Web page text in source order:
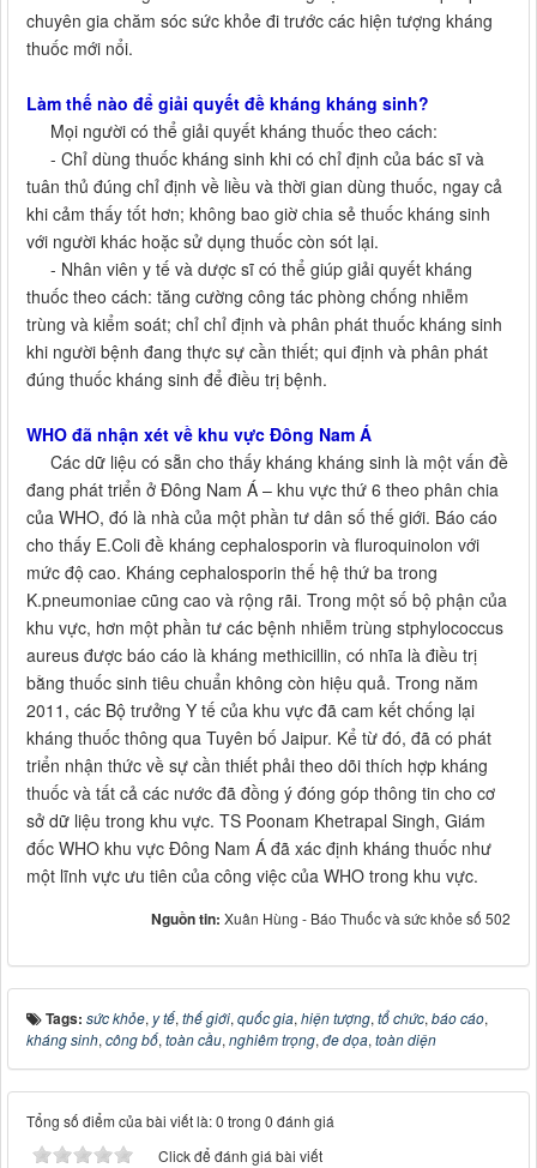
chuyên gia chăm sóc sức khỏe đi trước các hiện tượng kháng
thuốc mới nổi.
Làm thế nào để giải quyết đề kháng kháng sinh?
Mọi người có thể giải quyết kháng thuốc theo cách:
- Chỉ dùng thuốc kháng sinh khi có chỉ định của bác sĩ và
tuân thủ đúng chỉ định về liều và thời gian dùng thuốc, ngay cả
khi cảm thấy tốt hơn; không bao giờ chia sẻ thuốc kháng sinh
với người khác hoặc sử dụng thuốc còn sót lại.
- Nhân viên y tế và dược sĩ có thể giúp giải quyết kháng
thuốc theo cách: tăng cường công tác phòng chống nhiễm
trùng và kiểm soát; chỉ chỉ định và phân phát thuốc kháng sinh
khi người bệnh đang thực sự cần thiết; qui định và phân phát
đúng thuốc kháng sinh để điều trị bệnh.
WHO đã nhận xét về khu vực Đông Nam Á
Các dữ liệu có sẵn cho thấy kháng kháng sinh là một vấn đề
đang phát triển ở Đông Nam Á – khu vực thứ 6 theo phân chia
của WHO, đó là nhà của một phần tư dân số thế giới. Báo cáo
cho thấy E.Coli đề kháng cephalosporin và fluroquinolon với
mức độ cao. Kháng cephalosporin thế hệ thứ ba trong
K.pneumoniae cũng cao và rộng rãi. Trong một số bộ phận của
khu vực, hơn một phần tư các bệnh nhiễm trùng stphylococcus
aureus được báo cáo là kháng methicillin, có nhĩa là điều trị
bằng thuốc sinh tiêu chuẩn không còn hiệu quả. Trong năm
2011, các Bộ trưởng Y tế của khu vực đã cam kết chống lại
kháng thuốc thông qua Tuyên bố Jaipur. Kể từ đó, đã có phát
triển nhận thức về sự cần thiết phải theo dõi thích hợp kháng
thuốc và tất cả các nước đã đồng ý đóng góp thông tin cho cơ
sở dữ liệu trong khu vực. TS Poonam Khetrapal Singh, Giám
đốc WHO khu vực Đông Nam Á đã xác định kháng thuốc như
một lĩnh vực ưu tiên của công việc của WHO trong khu vực.
Nguồn tin: Xuân Hùng - Báo Thuốc và sức khỏe số 502
Tags: sức khỏe, y tế, thế giới, quốc gia, hiện tượng, tổ chức, báo cáo,
kháng sinh, công bố, toàn cầu, nghiêm trọng, đe dọa, toàn diện
Tổng số điểm của bài viết là: 0 trong 0 đánh giá
Click để đánh giá bài viết